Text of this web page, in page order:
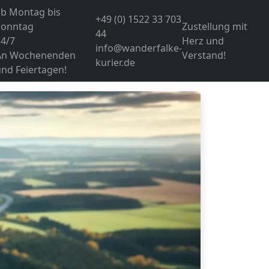
Montag bis
7
Wochenenden
Feiertagen!
+49 (0) 1522 33 703
44
info@wanderfalke-
kurier.de
Zustellung mit
Herz und
Verstand!